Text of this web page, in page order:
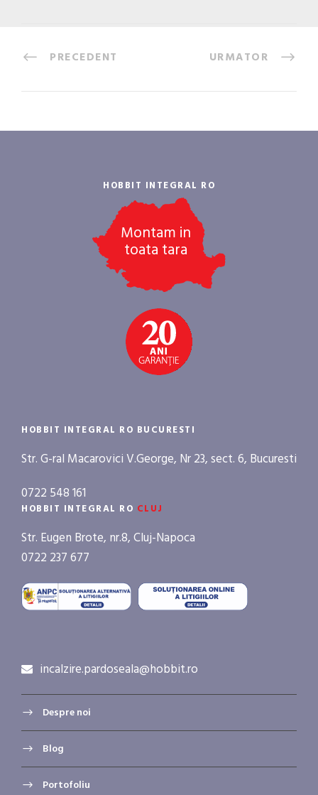
PRECEDENT URMATOR
HOBBIT INTEGRAL RO
Montam in
toata tara
HOBBIT INTEGRAL RO BUCURESTI
Str. G-ral Macarovici V.George, Nr 23, sect. 6, Bucuresti
0722 548 161
HOBBIT INTEGRAL RO CLUJ
Str. Eugen Brote, nr.8, Cluj-Napoca
0722 237 677
incalzire.pardoseala@hobbit.ro
Despre noi
Blog
Portofoliu